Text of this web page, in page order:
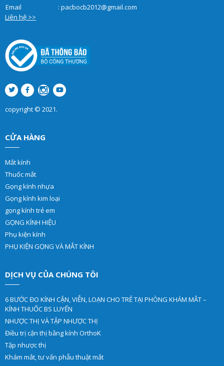
Email
: pacbocb2012@gmail.com
Liên hệ >>
copyright © 2021.
CỬA HÀNG
Mắt kính
Thuốc mắt
Gọng kính nhựa
Gọng kính kim loại
gọng kính trẻ em
GỌNG KÍNH HIỆU
Phụ kiện kính
PHỤ KIỆN GỌNG VÀ MẮT KÍNH
DỊCH VỤ CỦA CHÚNG TÔI
6 BƯỚC ĐO KÍNH CẬN, VIỄN, LOẠN CHO TRẺ TẠI PHÒNG KHÁM MẮT –
KÍNH THUỐC BS LUYẾN
NHƯỢC THỊ VÀ TẬP NHƯỢC THỊ
Điều trị cận thị bằng kính OrthoK
Tập nhược thị
Khám mắt, tư vấn phẫu thuật mắt